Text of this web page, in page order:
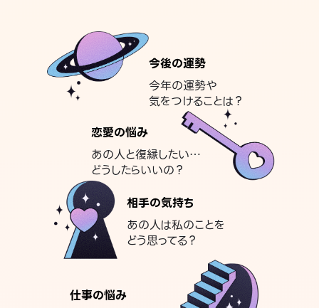
今後の運勢
今年の運勢や
気をつけることは？
恋愛の悩み
あの人と復縁したい…
どうしたらいいの？
相手の気持ち
あの人は私のことを
どう思ってる？
仕事の悩み